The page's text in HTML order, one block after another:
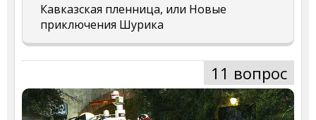
Кавказская пленница, или Новые
приключения Шурика
11 вопрос